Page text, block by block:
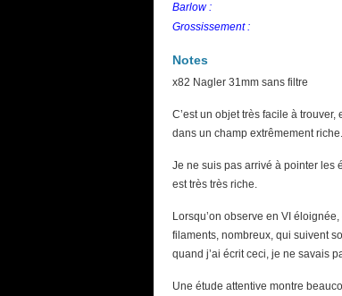
Barlow :
Grossissement :
Notes
x82 Nagler 31mm sans filtre
C’est un objet très facile à
dans un champ extrêmement
Je ne suis pas arrivé à pointer les
est très très riche.
Lorsqu’on observe en VI
filaments, nombreux, qui suivent
quand j’ai écrit ceci, je ne savais
Une étude attentive montre